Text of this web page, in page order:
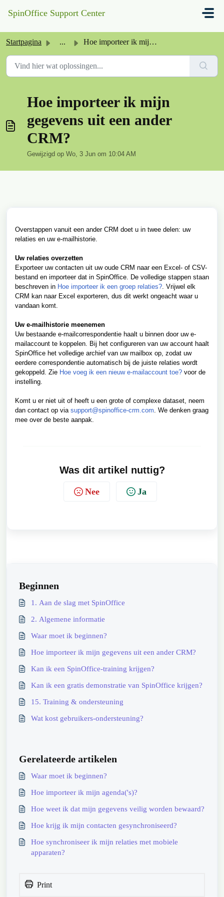
SpinOffice Support Center
Startpagina ... Hoe importeer ik mijn gegevens uit een ander CRM?
Hoe importeer ik mijn
gegevens uit een ander
CRM?
Gewijzigd op Wo, 3 Jun om 10:04 AM
Overstappen vanuit een ander CRM doet u in twee delen: uw
relaties en uw e-mailhistorie.
Uw relaties overzetten
Exporteer uw contacten uit uw oude CRM naar een Excel- of CSV-
bestand en importeer dat in SpinOffice. De volledige stappen staan
beschreven in Hoe importeer ik een groep relaties?. Vrijwel elk
CRM kan naar Excel exporteren, dus dit werkt ongeacht waar u
vandaan komt.
Uw e-mailhistorie meenemen
Uw bestaande e-mailcorrespondentie haalt u binnen door uw e-
mailaccount te koppelen. Bij het configureren van uw account haalt
SpinOffice het volledige archief van uw mailbox op, zodat uw
eerdere correspondentie automatisch bij de juiste relaties wordt
gekoppeld. Zie Hoe voeg ik een nieuw e-mailaccount toe? voor de
instelling.
Komt u er niet uit of heeft u een grote of complexe dataset, neem
dan contact op via support@spinoffice-crm.com. We denken graag
mee over de beste aanpak.
Was dit artikel nuttig?
Nee Ja
Beginnen
1. Aan de slag met SpinOffice
2. Algemene informatie
Waar moet ik beginnen?
Hoe importeer ik mijn gegevens uit een ander CRM?
Kan ik een SpinOffice-training krijgen?
Kan ik een gratis demonstratie van SpinOffice krijgen?
15. Training & ondersteuning
Wat kost gebruikers-ondersteuning?
Gerelateerde artikelen
Waar moet ik beginnen?
Hoe importeer ik mijn agenda('s)?
Hoe weet ik dat mijn gegevens veilig worden bewaard?
Hoe krijg ik mijn contacten gesynchroniseerd?
Hoe synchroniseer ik mijn relaties met mobiele
apparaten?
Print